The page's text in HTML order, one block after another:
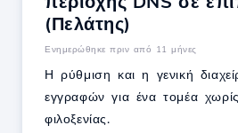
(Πελάτης)
Ενημερώθηκε πριν από 11 μήνες
Η ρύθμιση και η γενική
εγγραφών για ένα τομέα
φιλοξενίας.